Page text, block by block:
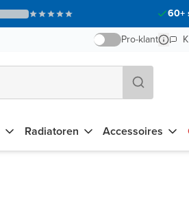
60+
Pro-klant
Radiatoren Accessoires